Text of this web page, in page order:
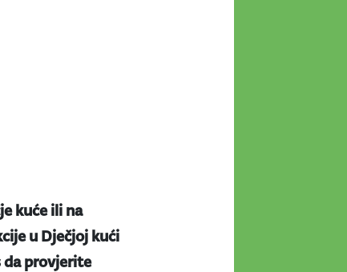
kuće ili na
u Dječjoj kući
da provjerite